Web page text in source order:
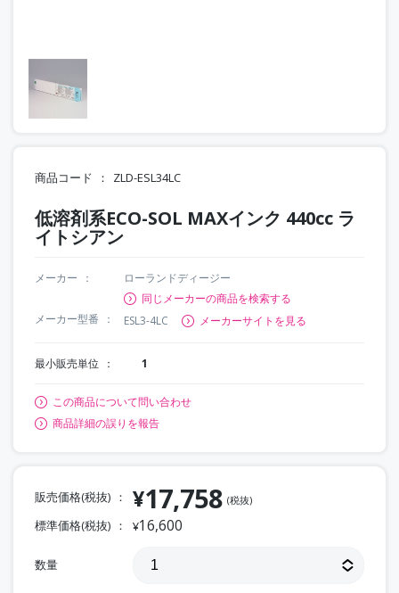
商品コード ZLD-ESL34LC
低溶剤系ECO-SOL MAXインク 440cc ラ
イトシアン
メーカー
ローランドディージー
同じメーカーの商品を検索する
メーカー型番
ESL3-4LC メーカーサイトを見る
最小販売単位 1
この商品について問い合わせ
商品詳細の誤りを報告
販売価格(税抜) ¥17,758 (税抜)
標準価格(税抜) ¥16,600
数量